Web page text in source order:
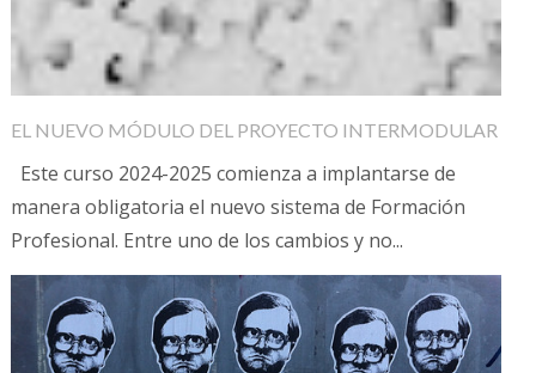
EL NUEVO MÓDULO DEL PROYECTO INTERMODULAR
Este curso 2024-2025 comienza a implantarse de
manera obligatoria el nuevo sistema de Formación
Profesional. Entre uno de los cambios y no...